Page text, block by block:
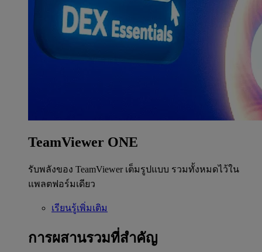
TeamViewer ONE
รับพลังของ TeamViewer เต็มรูปแบบ รวมทั้งหมดไว้ใน
แพลตฟอร์มเดียว
เรียนรู้เพิ่มเติม
การผสานรวมที่สำคัญ